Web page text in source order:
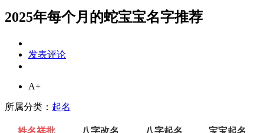
2025年每个月的蛇宝宝名字推荐
发表评论
A+
所属分类： 起名
姓名祥批 八字改名 八字起名 宝宝起名